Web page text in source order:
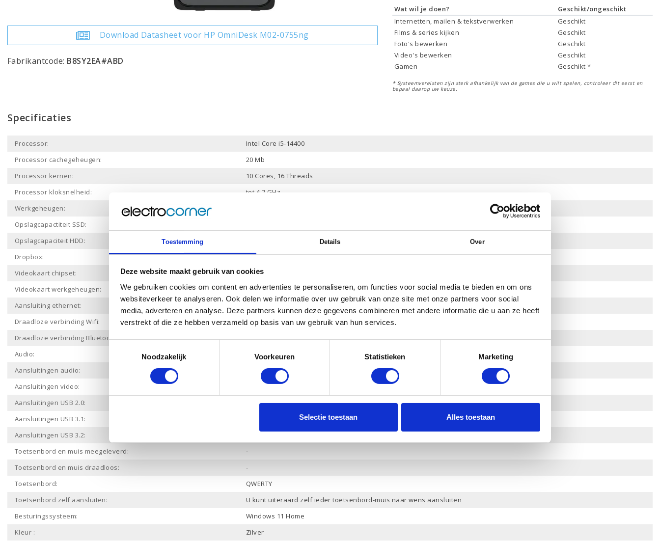
Toestemming Details Over
Deze website maakt gebruik van cookies
We gebruiken cookies om content en advertenties te personaliseren, om functies voor social media te bieden en om ons
websiteverkeer te analyseren. Ook delen we informatie over uw gebruik van onze site met onze partners voor social
media, adverteren en analyse. Deze partners kunnen deze gegevens combineren met andere informatie die u aan ze heeft
verstrekt of die ze hebben verzameld op basis van uw gebruik van hun services.
Noodzakelijk
Voorkeuren Statistieken Marketing
Selectie toestaan Alles toestaan
Download Datasheet voor HP OmniDesk M02-0755ng
Fabrikantcode: B8SY2EA#ABD
Wat wil je doen?
Geschikt/ongeschikt
Internetten, mailen & tekstverwerken
Geschikt
Films & series kijken
Geschikt
Foto's bewerken
Geschikt
Video's bewerken
Geschikt
Gamen
Geschikt *
* Systeemvereisten zijn sterk afhankelijk van de games die u wilt spelen, controleer dit eerst en
bepaal daarop uw keuze.
Specificaties
Processor:
Intel Core i5-14400
Processor cachegeheugen:
20 Mb
Processor kernen:
10 Cores, 16 Threads
Processor kloksnelheid:
tot 4.7 GHz
Werkgeheugen:
Opslagcapactiteit SSD:
Opslagcapaciteit HDD:
Dropbox:
Ja
Videokaart chipset:
Intel UHD Graphics
Videokaart werkgeheugen:
-
Aansluiting ethernet:
Draadloze verbinding Wifi:
Ja
Draadloze verbinding Bluetooth:
Ja
Audio:
HP Audio
Aansluitingen audio:
Hoofdtelefoon / Microfoon combo
Aansluitingen video:
DisplayPort 1.4a / HDMI 1.4b
Aansluitingen USB 2.0:
Aansluitingen USB 3.1:
Aansluitingen USB 3.2:
Toetsenbord en muis meegeleverd:
-
Toetsenbord en muis draadloos:
-
Toetsenbord:
QWERTY
Toetsenbord zelf aansluiten:
U kunt uiteraard zelf ieder toetsenbord-muis naar wens aansluiten
Besturingssysteem:
Windows 11 Home
Kleur :
Zilver